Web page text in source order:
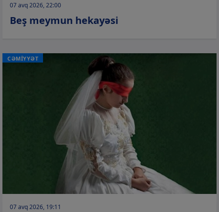
07 avq 2026, 22:00
Beş meymun hekayəsi
CƏMİYYƏT
07 avq 2026, 19:11